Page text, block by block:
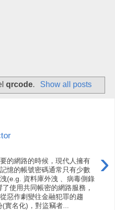
qrcode. Show all posts
›
的網路的時候，現代人擁有
憶的帳號密碼通常只有少數
(e.g. 資料庫外洩 、病毒側錄
使用共同帳密的網路服務，
惡作劇變往金融犯罪的趨
名化)，對盜竊者...